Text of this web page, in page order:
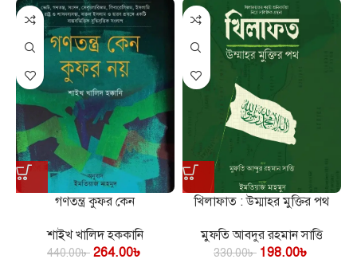
গণতন্ত্র কুফর কেন
শাইখ খালিদ হককানি
440.00৳ 264.00৳
খিলাফাত : উম্মাহর মুক্তির পথ
মুফতি আবদুর রহমান সাত্তি
330.00৳ 198.00৳